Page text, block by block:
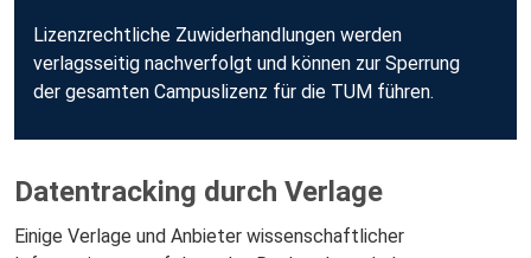
Lizenzrechtliche Zuwiderhandlungen werden
verlagsseitig nachverfolgt und können zur Sperrung
der gesamten Campuslizenz für die TUM führen.
Datentracking durch Verlage
Einige Verlage und Anbieter wissenschaftlicher